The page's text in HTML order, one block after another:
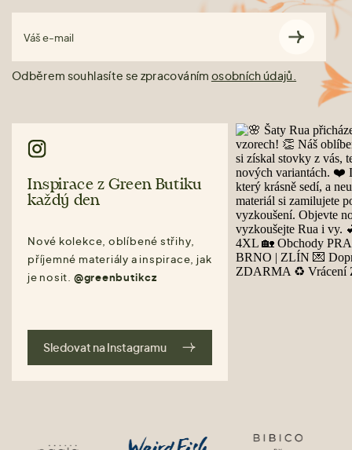
Váš e-mail
Odběrem souhlasíte se zpracováním osobních údajů.
Inspirace z Green Butiku
každý den
Nové kolekce, oblíbené střihy,
příjemné materiály a inspirace, jak
je nosit. @greenbutikcz
Sledovat na Instagramu